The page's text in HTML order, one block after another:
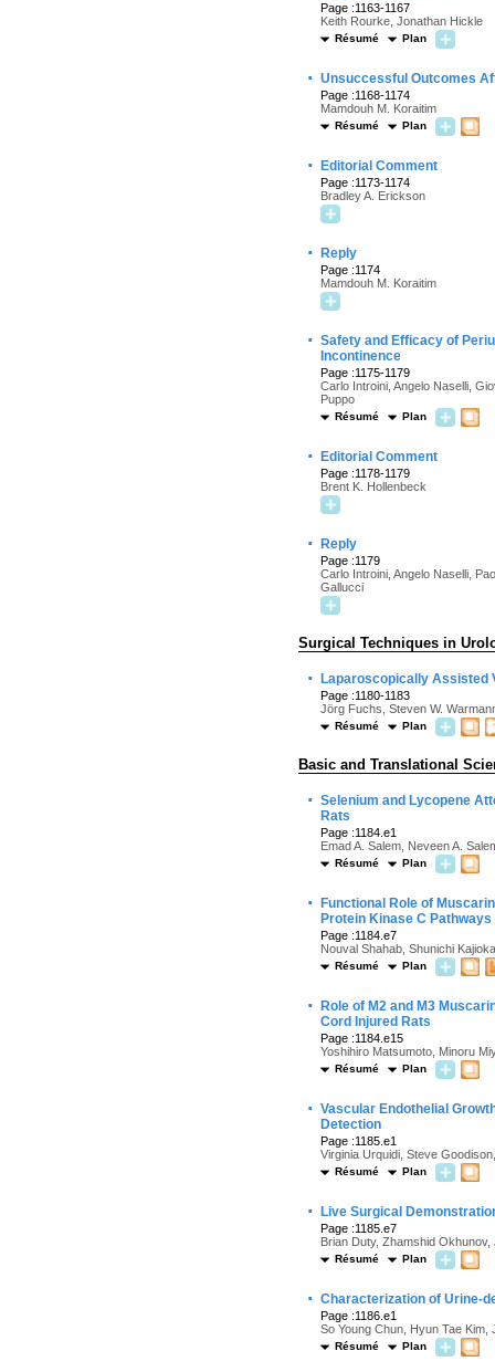
Page :1163-1167
Keith Rourke, Jonathan Hickle
Résumé Plan
· Unsuccessful Outcomes
Page :1168-1174
Mamdouh M. Koraitim
Résumé Plan
· Editorial Comment
Page :1173-1174
Bradley A. Erickson
· Reply
Page :1174
Mamdouh M. Koraitim
· Safety and Efficacy of
Incontinence
Page :1175-1179
Carlo Introini, Angelo Naselli,
Puppo
Résumé Plan
· Editorial Comment
Page :1178-1179
Brent K. Hollenbeck
· Reply
Page :1179
Carlo Introini, Angelo Naselli,
Gallucci
Surgical Techniques in
· Laparoscopically Assisted
Page :1180-1183
Jörg Fuchs, Steven W.
Résumé Plan
Basic and Translational
· Selenium and Lycopene
Rats
Page :1184.e1
Emad A. Salem, Neveen A.
Résumé Plan
·
Functional Role of
Protein Kinase C
Page :1184.e7
Nouval Shahab, Shunichi
Résumé Plan
·
Role of M2 and M3
Cord Injured Rats
Page :1184.e15
Yoshihiro Matsumoto, Minoru
Résumé Plan
· Vascular Endothelial
Detection
Page :1185.e1
Virginia Urquidi, Steve
Résumé Plan
· Live Surgical
Page :1185.e7
Brian Duty, Zhamshid
Résumé Plan
· Characterization of Urine-
Page :1186.e1
So Young Chun, Hyun Tae Kim,
Résumé Plan